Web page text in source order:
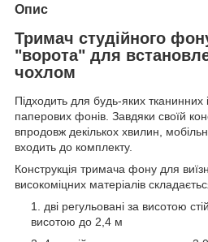
Опис
Тримач студійного
"ворота" для
чохлом
Підходить для будь-яких тканинних
паперових фонів. Завдяки своїй
впродовж декількох хвилин,
входить до комплекту.
Конструкція тримача фону для
високоміцних матеріалів
дві регульовані за висотою
висотою до 2,4 м